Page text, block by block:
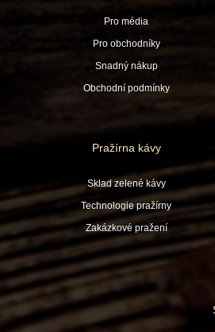
Pro média
Pro obchodníky
Snadný nákup
Obchodní podmínky
Pražírna kávy
Sklad zelené kávy
Technologie pražírny
Zakázkové pražení